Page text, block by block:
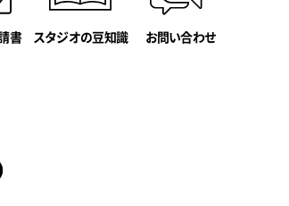
書 スタジオの豆知識 お問い合わせ